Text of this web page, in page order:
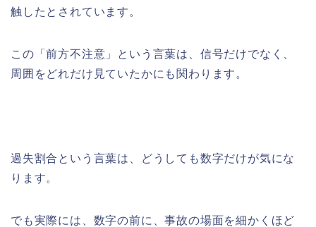
触したとされています。
この「前方不注意」という言葉は、信号だけでなく、
周囲をどれだけ見ていたかにも関わります。
過失割合という言葉は、どうしても数字だけが気にな
ります。
でも実際には、数字の前に、事故の場面を細かくほど